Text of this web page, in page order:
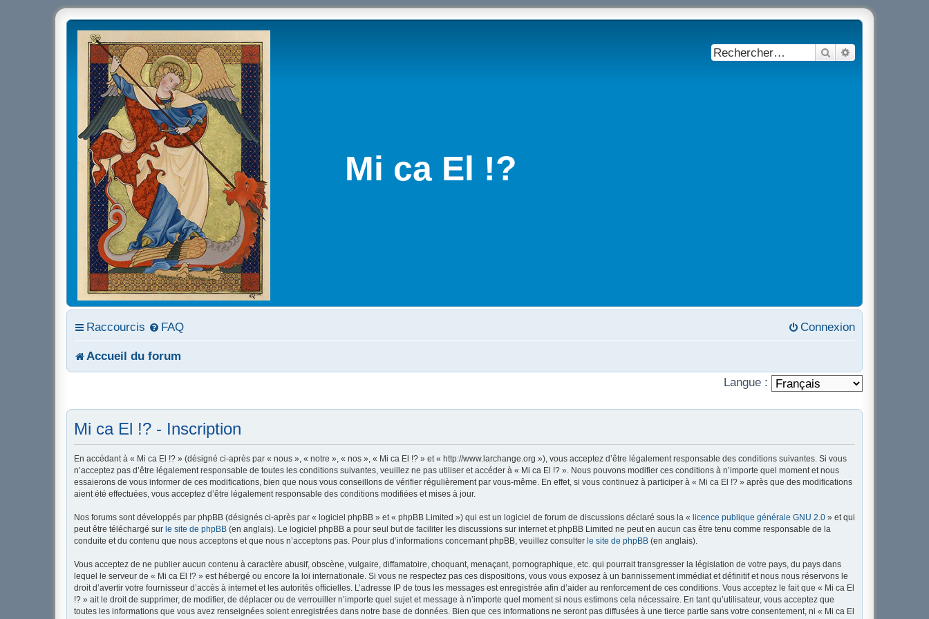
Mi ca El !?
Rechercher
Raccourcis FAQ Connexion
Accueil du forum
Langue :
Mi ca El !? - Inscription
En accédant à « Mi ca El !? » (désigné ci-après par « nous », « notre », « nos », « Mi ca El !? » et « http://www.larchange.org »), vous acceptez d’être légalement responsable des conditions suivantes. Si vous
n’acceptez pas d’être légalement responsable de toutes les conditions suivantes, veuillez ne pas utiliser et accéder à « Mi ca El !? ». Nous pouvons modifier ces conditions à n’importe quel moment et nous
essaierons de vous informer de ces modifications, bien que nous vous conseillons de vérifier régulièrement par vous-même. En effet, si vous continuez à participer à « Mi ca El !? » après que des modifications
aient été effectuées, vous acceptez d’être légalement responsable des conditions modifiées et mises à jour.
Nos forums sont développés par phpBB (désignés ci-après par « logiciel phpBB » et « phpBB Limited ») qui est un logiciel de forum de discussions déclaré sous la « licence publique générale GNU 2.0 » et qui
peut être téléchargé sur le site de phpBB (en anglais). Le logiciel phpBB a pour seul but de faciliter les discussions sur internet et phpBB Limited ne peut en aucun cas être tenu comme responsable de la
conduite et du contenu que nous acceptons et que nous n’acceptons pas. Pour plus d’informations concernant phpBB, veuillez consulter le site de phpBB (en anglais).
Vous acceptez de ne publier aucun contenu à caractère abusif, obscène, vulgaire, diffamatoire, choquant, menaçant, pornographique, etc. qui pourrait transgresser la législation de votre pays, du pays dans
lequel le serveur de « Mi ca El !? » est hébergé ou encore la loi internationale. Si vous ne respectez pas ces dispositions, vous vous exposez à un bannissement immédiat et définitif et nous nous réservons le
droit d’avertir votre fournisseur d’accès à internet et les autorités officielles. L’adresse IP de tous les messages est enregistrée afin d’aider au renforcement de ces conditions. Vous acceptez le fait que « Mi ca El
!? » ait le droit de supprimer, de modifier, de déplacer ou de verrouiller n’importe quel sujet et message à n’importe quel moment si nous estimons cela nécessaire. En tant qu’utilisateur, vous acceptez que
toutes les informations que vous avez renseignées soient enregistrées dans notre base de données. Bien que ces informations ne seront pas diffusées à une tierce partie sans votre consentement, ni « Mi ca El